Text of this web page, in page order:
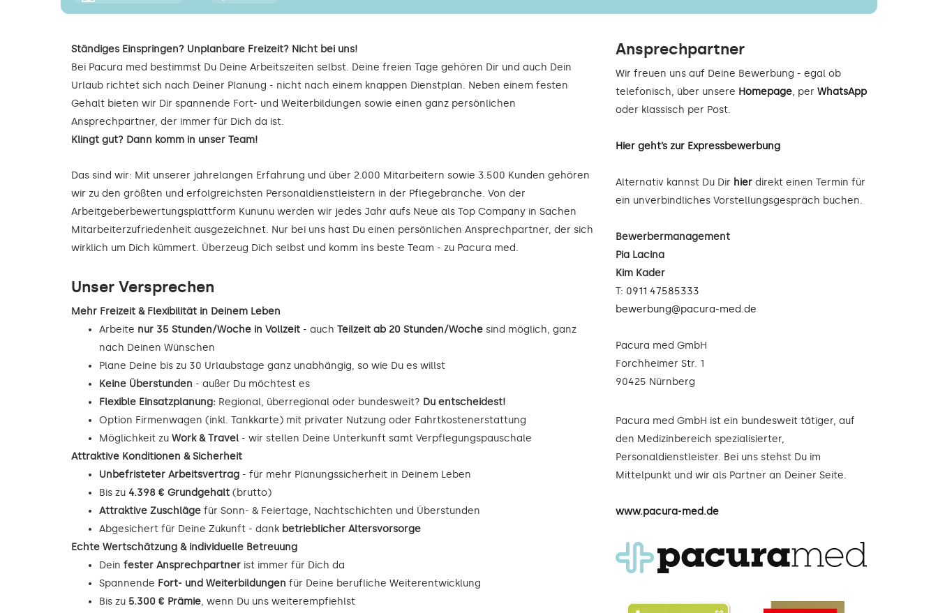
Ständiges Einspringen? Unplanbare Freizeit? Nicht bei uns!
Bei Pacura med bestimmst Du Deine Arbeitszeiten selbst. Deine freien Tage gehören Dir und auch Dein
Urlaub richtet sich nach Deiner Planung - nicht nach einem knappen Dienstplan. Neben einem festen
Gehalt bieten wir Dir spannende Fort- und Weiterbildungen sowie einen ganz persönlichen
Ansprechpartner, der immer für Dich da ist.
Klingt gut? Dann komm in unser Team!
Das sind wir: Mit unserer jahrelangen Erfahrung und über 2.000 Mitarbeitern sowie 3.500 Kunden gehören
wir zu den größten und erfolgreichsten Personaldienstleistern in der Pflegebranche. Von der
Arbeitgeberbewertungsplattform Kununu werden wir jedes Jahr aufs Neue als Top Company in Sachen
Mitarbeiterzufriedenheit ausgezeichnet. Nur bei uns hast Du einen persönlichen Ansprechpartner, der sich
wirklich um Dich kümmert. Überzeug Dich selbst und komm ins beste Team - zu Pacura med.
Unser Versprechen
Mehr Freizeit & Flexibilität in Deinem Leben
Arbeite nur 35 Stunden/Woche in Vollzeit - auch Teilzeit ab 20 Stunden/Woche sind möglich, ganz
nach Deinen Wünschen
Plane Deine bis zu 30 Urlaubstage ganz unabhängig, so wie Du es willst
Keine Überstunden - außer Du möchtest es
Flexible Einsatzplanung: Regional, überregional oder bundesweit? Du entscheidest!
Option Firmenwagen (inkl. Tankkarte) mit privater Nutzung oder Fahrtkostenerstattung
Möglichkeit zu Work & Travel - wir stellen Deine Unterkunft samt Verpflegungspauschale
Attraktive Konditionen & Sicherheit
Unbefristeter Arbeitsvertrag - für mehr Planungssicherheit in Deinem Leben
Bis zu 4.398 € Grundgehalt (brutto)
Attraktive Zuschläge für Sonn- & Feiertage, Nachtschichten und Überstunden
Abgesichert für Deine Zukunft - dank betrieblicher Altersvorsorge
Echte Wertschätzung & individuelle Betreuung
Dein fester Ansprechpartner ist immer für Dich da
Spannende Fort- und Weiterbildungen für Deine berufliche Weiterentwicklung
Bis zu 5.300 € Prämie, wenn Du uns weiterempfiehlst
Ansprechpartner
Wir freuen uns auf Deine Bewerbung - egal ob
telefonisch, über unsere Homepage, per WhatsApp
oder klassisch per Post.
Hier geht’s zur Expressbewerbung
Alternativ kannst Du Dir hier direkt einen Termin für
ein unverbindliches Vorstellungsgespräch buchen.
Bewerbermanagement
Pia Lacina
Kim Kader
T: 0911 47585333
bewerbung@pacura-med.de
Pacura med GmbH
Forchheimer Str. 1
90425 Nürnberg
Pacura med GmbH ist ein bundesweit tätiger, auf
den Medizinbereich spezialisierter,
Personaldienstleister. Bei uns stehst Du im
Mittelpunkt und wir als Partner an Deiner Seite.
www.pacura-med.de